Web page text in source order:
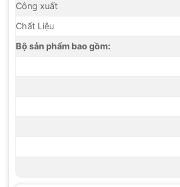
Công xuất
Chất Liệu
Bộ sản phẩm bao gồm: